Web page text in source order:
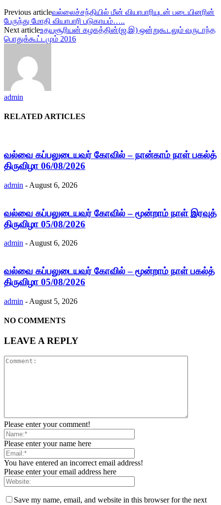
Previous articleவல்லைச்சந்தியில் மீன் வியாபாரியுடன் படையினரின்
பேருந்து மோதி வியாபாரி படுகாயம்…..
Next articleஉதயசூரியன் கழகத்தின்(ஜ.இ) ஒன்றுகூடலும் வருடாந்த
பொதுக்கூட்டமும் 2016
admin
RELATED ARTICLES
வல்வை கப்பலுடையவர் கோவில் – நான்காம் நாள் பகல்த்
திருவிழா 06/08/2026
admin - August 6, 2026
வல்வை கப்பலுடையவர் கோவில் – மூன்றாம் நாள் இரவுத்
திருவிழா 05/08/2026
admin - August 6, 2026
வல்வை கப்பலுடையவர் கோவில் – மூன்றாம் நாள் பகல்த்
திருவிழா 05/08/2026
admin - August 5, 2026
NO COMMENTS
LEAVE A REPLY
Please enter your comment!
Please enter your name here
You have entered an incorrect email address!
Please enter your email address here
Save my name, email, and website in this browser for the next